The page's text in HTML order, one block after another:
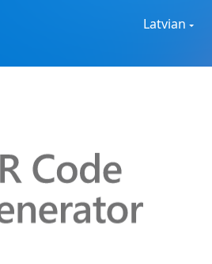
Latvian